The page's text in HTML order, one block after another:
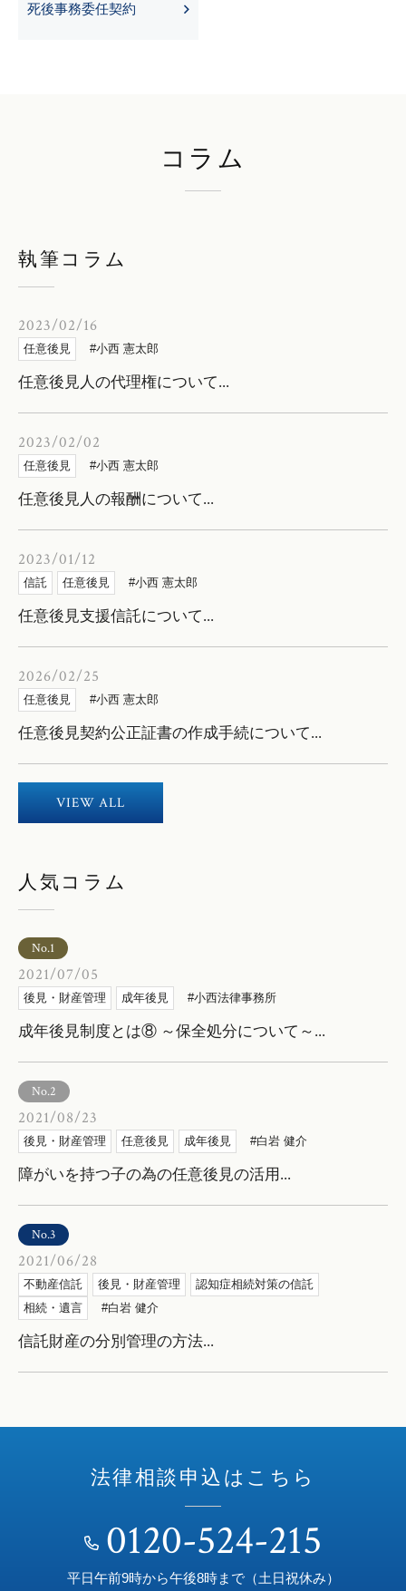
死後事務委任契約
コラム
執筆コラム
2023/02/16
任意後見 小西 憲太郎
任意後見人の代理権について...
2023/02/02
任意後見 小西 憲太郎
任意後見人の報酬について...
2023/01/12
信託 任意後見 小西 憲太郎
任意後見支援信託について...
2026/02/25
任意後見 小西 憲太郎
任意後見契約公正証書の作成手続について...
VIEW ALL
人気コラム
No.1
2021/07/05
後見・財産管理 成年後見 小西法律事務所
成年後見制度とは⑧ ～保全処分について～...
No.2
2021/08/23
後見・財産管理 任意後見 成年後見 白岩 健介
障がいを持つ子の為の任意後見の活用...
No.3
2021/06/28
不動産信託 後見・財産管理
認知症相続対策の信託
相続・遺言
白岩 健介
信託財産の分別管理の方法...
法律相談申込はこちら
0120-524-215
平日午前9時から午後8時まで（土日祝休み）